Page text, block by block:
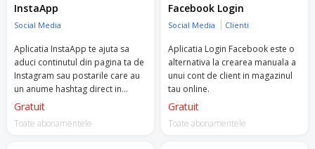
InstaApp
Social Media
Aplicatia InstaApp te ajuta sa
aduci continutul din pagina ta de
Instagram sau postarile care au
un anume hashtag direct in
magazinul tau.
Gratuit
Toate abonamentele
Facebook Login
Social Media Clienti
Aplicatia Login Facebook este o
alternativa la crearea manuala a
unui cont de client in magazinul
tau online.
Gratuit
Toate abonamentele